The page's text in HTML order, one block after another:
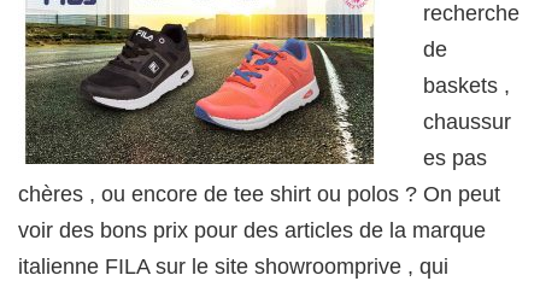
recherche
de
baskets ,
chaussur
es pas
chères , ou encore de tee shirt ou polos ? On peut
voir des bons prix pour des articles de la marque
italienne FILA sur le site showroomprive , qui